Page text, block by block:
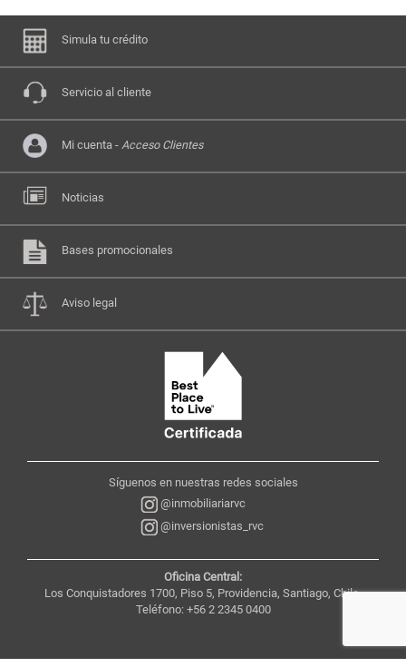
Simula tu crédito
Servicio al cliente
Mi cuenta - Acceso Clientes
Noticias
Bases promocionales
Aviso legal
Síguenos en nuestras redes sociales
@inmobiliariarvc
@inversionistas_rvc
Oficina Central:
Los Conquistadores 1700, Piso 5, Providencia, Santiago, Chile,
Teléfono: +56 2 2345 0400